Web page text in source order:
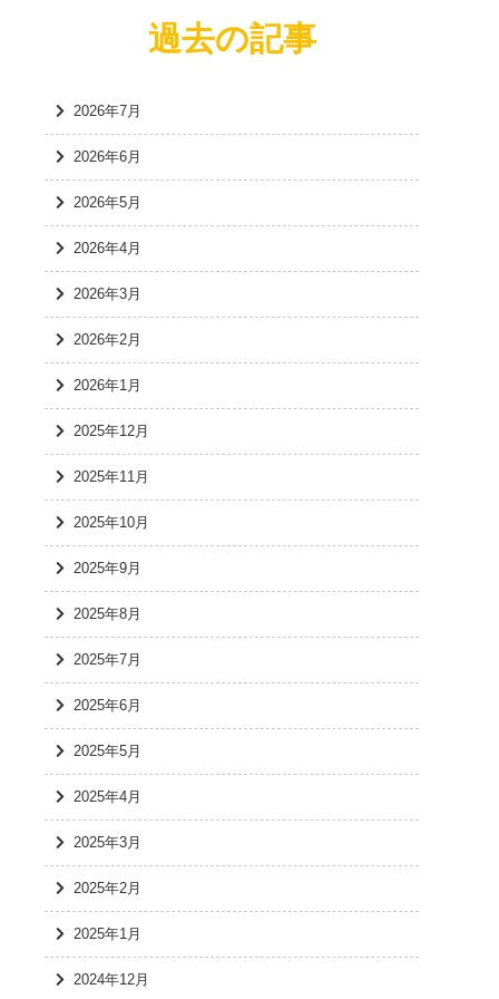
過去の記事
2026年7月
2026年6月
2026年5月
2026年4月
2026年3月
2026年2月
2026年1月
2025年12月
2025年11月
2025年10月
2025年9月
2025年8月
2025年7月
2025年6月
2025年5月
2025年4月
2025年3月
2025年2月
2025年1月
2024年12月